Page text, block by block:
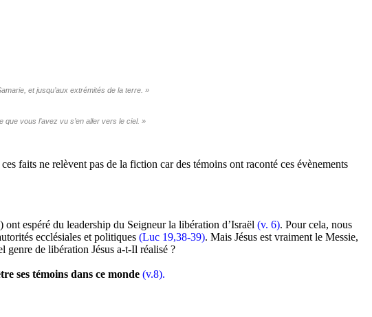
et jusqu’aux extrémités de la terre. »
vous l’avez vu s’en aller vers le ciel. »
faits ne relèvent pas de la fiction car des témoins ont raconté ces évènements
espéré du leadership du Seigneur la libération d’Israël (v. 6). Pour cela, nous
ecclésiales et politiques (Luc 19,38-39). Mais Jésus est vraiment le Messie,
genre de libération Jésus a-t-Il réalisé ?
ses témoins dans ce monde (v.8).